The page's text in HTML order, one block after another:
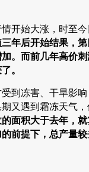
开始大涨，时至
年后开始结果，
。而前几年高价
。
到冻害、干旱影
又遇到霜冻天气
面积大于去年，
前提下，总产量较